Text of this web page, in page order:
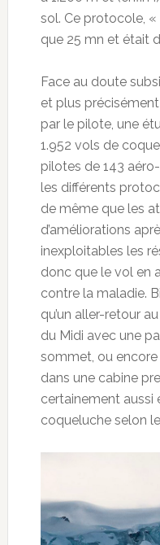
sol. Ce protocole,
que 25 mn et était
Face au doute
et plus
par le pilote, une
1.952 vols de
pilotes de 143
les différents
de même que les
d’améliorations
inexploitables les
donc que le vol en
contre la maladie.
qu’un aller-retour
du Midi avec une
sommet, ou
dans une cabine
certainement aussi
coqueluche selon